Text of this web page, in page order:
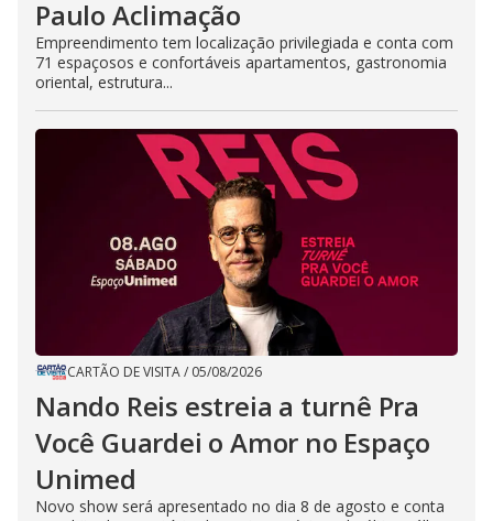
Paulo Aclimação
Empreendimento tem localização privilegiada e conta com
71 espaçosos e confortáveis apartamentos, gastronomia
oriental, estrutura...
CARTÃO DE VISITA/ 05/08/2026
Nando Reis estreia a turnê Pra
Você Guardei o Amor no Espaço
Unimed
Novo show será apresentado no dia 8 de agosto e conta